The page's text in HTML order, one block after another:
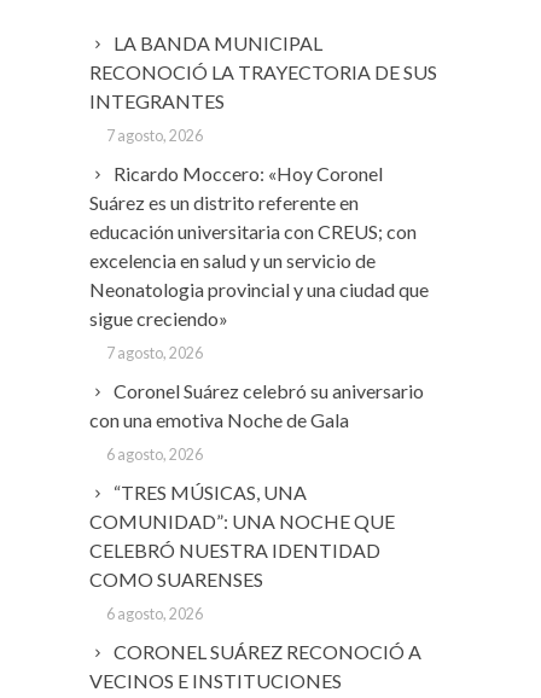
LA BANDA MUNICIPAL
RECONOCIÓ LA TRAYECTORIA DE SUS
INTEGRANTES
7 agosto, 2026
Ricardo Moccero: «Hoy Coronel
Suárez es un distrito referente en
educación universitaria con CREUS; con
excelencia en salud y un servicio de
Neonatologia provincial y una ciudad que
sigue creciendo»
7 agosto, 2026
Coronel Suárez celebró su aniversario
con una emotiva Noche de Gala
6 agosto, 2026
“TRES MÚSICAS, UNA
COMUNIDAD”: UNA NOCHE QUE
CELEBRÓ NUESTRA IDENTIDAD
COMO SUARENSES
6 agosto, 2026
CORONEL SUÁREZ RECONOCIÓ A
VECINOS E INSTITUCIONES